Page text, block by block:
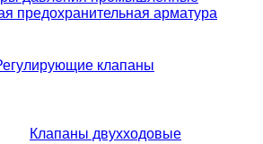
предохранительная арматура
клапаны
Клапаны двухходовые